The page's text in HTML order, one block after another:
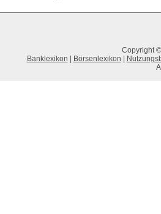
Copyright
Banklexikon
Börsenlexikon